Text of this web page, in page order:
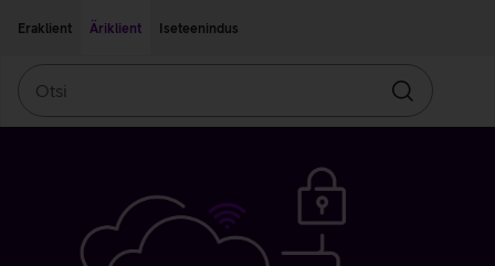
Eraklient
Äriklient Iseteenindus
Otsin